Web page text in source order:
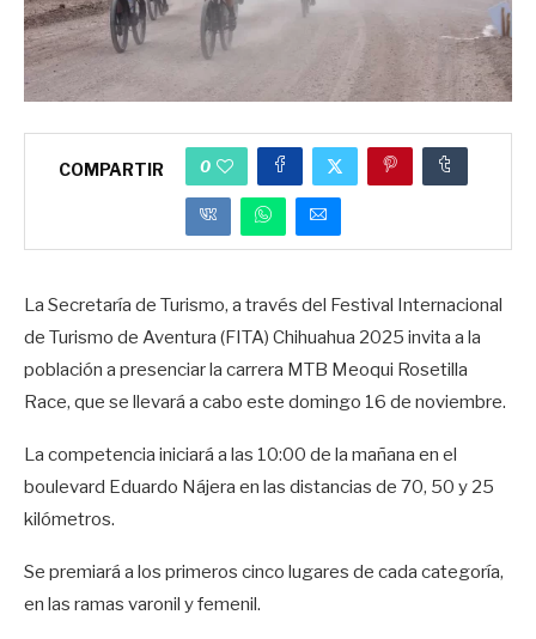
COMPARTIR 0
La Secretaría de Turismo, a través del Festival Internacional
de Turismo de Aventura (FITA) Chihuahua 2025 invita a la
población a presenciar la carrera MTB Meoqui Rosetilla
Race, que se llevará a cabo este domingo 16 de noviembre.
La competencia iniciará a las 10:00 de la mañana en el
boulevard Eduardo Nájera en las distancias de 70, 50 y 25
kilómetros.
Se premiará a los primeros cinco lugares de cada categoría,
en las ramas varonil y femenil.